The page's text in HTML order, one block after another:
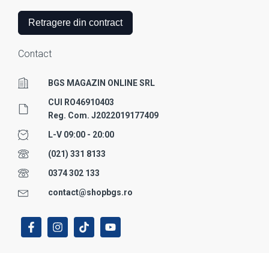
Retragere din contract
Contact
BGS MAGAZIN ONLINE SRL
CUI RO46910403
Reg. Com. J2022019177409
L-V 09:00 - 20:00
(021) 331 8133
0374 302 133
contact@shopbgs.ro